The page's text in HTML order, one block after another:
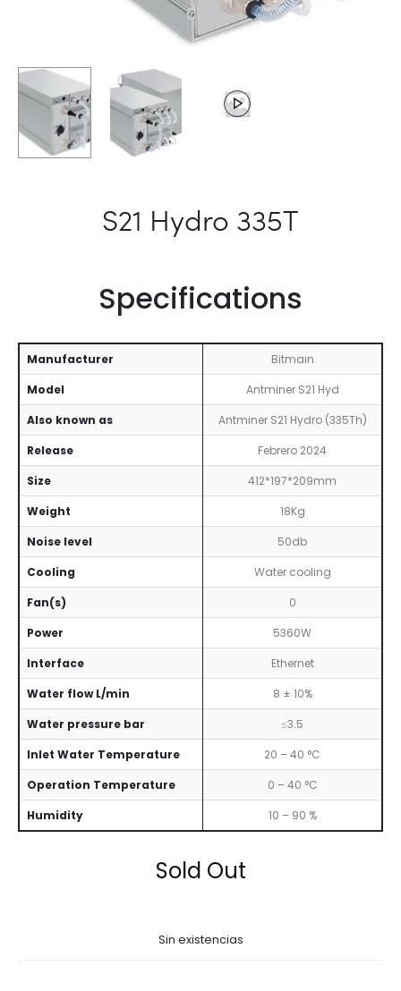
S21 Hydro 335T
Specifications
Manufacturer
Bitmain
Model
Antminer S21 Hyd
Also known as
Antminer S21 Hydro (335Th)
Release
Febrero 2024
Size
412*197*209mm
Weight
18Kg
Noise level
50db
Cooling
Water cooling
Fan(s)
0
Power
5360W
Interface
Ethernet
Water flow L/min
8 ± 10%
Water pressure bar
≤3.5
Inlet Water Temperature
20 – 40 °C
Operation Temperature
0 – 40 °C
Humidity
10 – 90 %
Sold Out
Sin existencias